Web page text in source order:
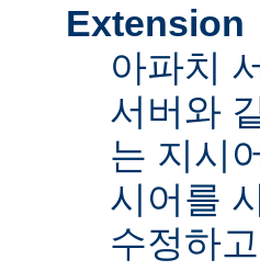
Extension
아파치
서버와
는 지시
시어를
수정하